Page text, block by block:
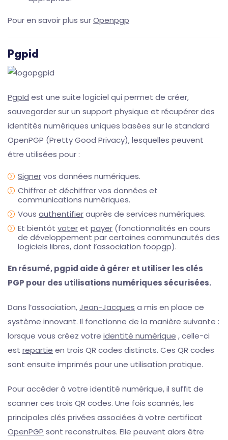
Pour en savoir plus surOpenpgp
Pgpid
PgpId est une suite logiciel qui permet de créer,
sauvegarder sur un support physique et récupérer des
identités numériques uniques basées sur le standard
OpenPGP (Pretty Good Privacy), lesquelles peuvent
être utilisées pour :
Signervos données numériques.
Chiffrer et déchiffrervos données et
communications numériques.
Vous authentifierauprès de services numériques.
Et bientôt voteret payer (fonctionnalités en cours
de développement par certaines communautés des
logiciels libres, dont l’association foopgp).
En résumé,pgpid aide à gérer et utiliser les clés
PGP pour des utilisations numériques sécurisées.
Dans l’association,Jean-Jacques a mis en place ce
système innovant. Il fonctionne de la manière suivante :
lorsque vous créez votre identité numérique , celle-ci
est repartie en trois QR codes distincts. Ces QR codes
sont ensuite imprimés pour une utilisation pratique.
Pour accéder à votre identité numérique, il suffit de
scanner ces trois QR codes. Une fois scannés, les
principales clés privées associées à votre certificat
OpenPGP sont reconstruites. Elle peuvent alors être